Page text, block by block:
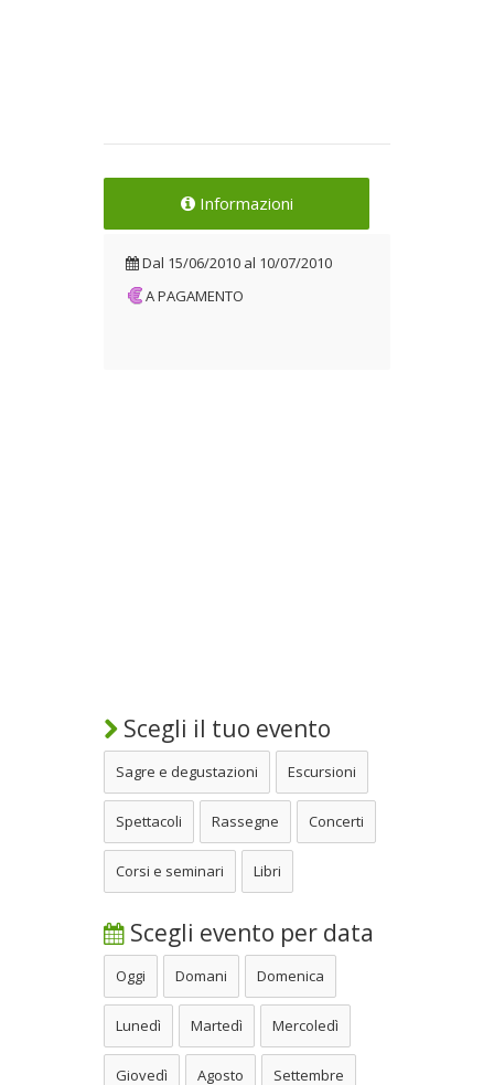
Informazioni
Dal 15/06/2010 al 10/07/2010
A PAGAMENTO
Scegli il tuo evento
Sagre e degustazioni Escursioni
Spettacoli Rassegne Concerti
Corsi e seminari Libri
Scegli evento per data
Oggi Domani Domenica
Lunedì Martedì Mercoledì
Giovedì Agosto Settembre